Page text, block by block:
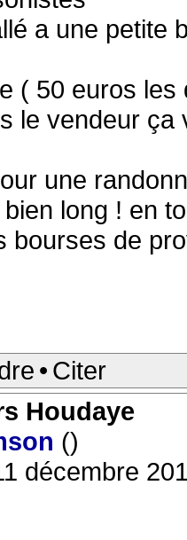
a une petite
( 50 euros
le vendeur
une
long ! en
bourses de
• Citer
Houdaye
()
décembre